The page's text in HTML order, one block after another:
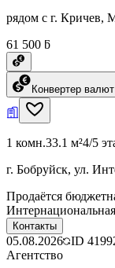
рядом с г. Кричев,
61 500 ƃ
Конвертер валют
1 комн.33.1 м²4/5
г. Бобруйск, ул.
Продаётся
Контакты
05.08.2026 ID
Агентство